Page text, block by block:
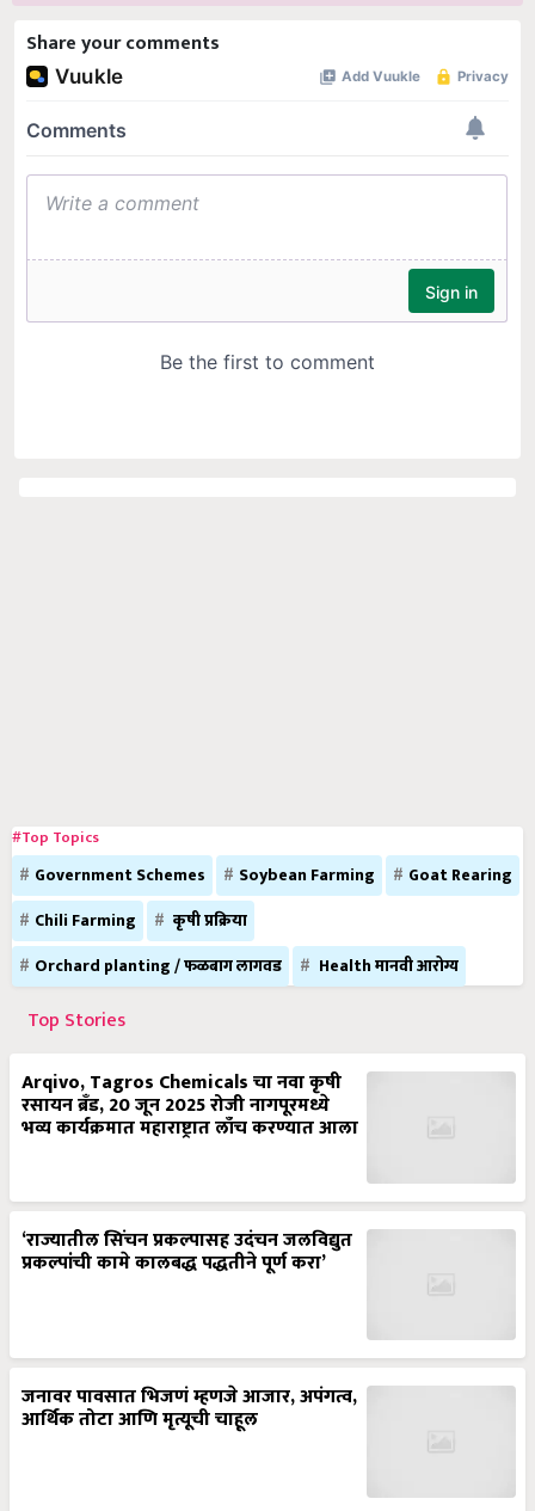
Share your comments
#Top Topics
Government Schemes Soybean Farming
Goat Rearing
Chili Farming
कृषी प्रक्रिया
Orchard planting / फळबाग लागवड
Health मानवी आरोग्य
Top Stories
Arqivo, Tagros Chemicals चा नवा कृषी
रसायन ब्रँड, 20 जून 2025 रोजी नागपूरमध्ये
भव्य कार्यक्रमात महाराष्ट्रात लाँच करण्यात आला
‘राज्यातील सिंचन प्रकल्पासह उदंचन जलविद्युत
प्रकल्पांची कामे कालबद्ध पद्धतीने पूर्ण करा’
जनावर पावसात भिजणं म्हणजे आजार, अपंगत्व,
आर्थिक तोटा आणि मृत्यूची चाहूल